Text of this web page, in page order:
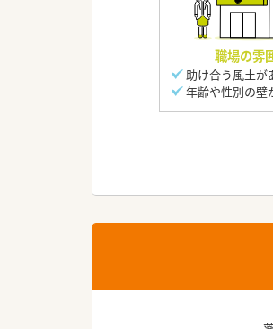
職場の雰
助け合う風土が
年齢や性別の壁